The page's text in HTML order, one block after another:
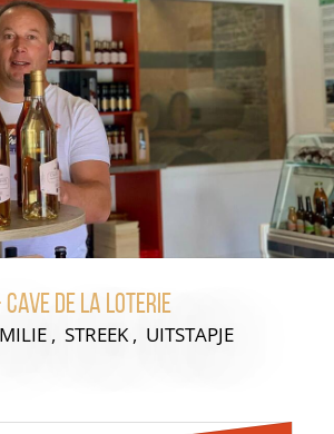
Cave de la Loterie
, STREEK , UITSTAPJE